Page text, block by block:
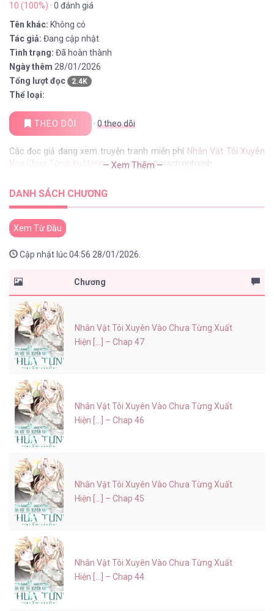
10 (100%) · 0 đánh giá
Tên khác: Không có
Tác giả: Đang cập nhật
Tình trạng: Đã hoàn thành
Ngày thêm 28/01/2026
Tổng lượt đọc
2.4K
Thể loại:
THEO DÕI · 0theo dõi
Các đọc giả đang xem truyện tranh miễn phí Nhân Vật Tôi Xuyên
Vào Chưa Từng Xuất Hiệntại website tusachxinhxinh
— Xem Thêm —
DANH SÁCH CHƯƠNG
Xem Từ Đầu
Cập nhật lúc 04:56 28/01/2026.
Chương
Nhân Vật Tôi Xuyên Vào Chưa Từng Xuất
Hiện [...] – Chap 47
Nhân Vật Tôi Xuyên Vào Chưa Từng Xuất
Hiện [...] – Chap 46
Nhân Vật Tôi Xuyên Vào Chưa Từng Xuất
Hiện [...] – Chap 45
Nhân Vật Tôi Xuyên Vào Chưa Từng Xuất
Hiện [...] – Chap 44